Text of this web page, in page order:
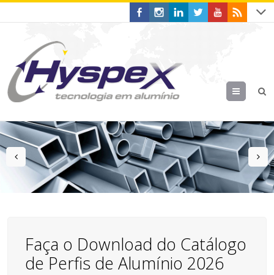
Menu
prev
Faça o Download do Catálogo
de Perfis de Alumínio 2026